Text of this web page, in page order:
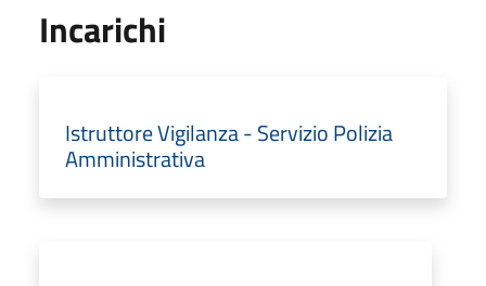
Incarichi
Istruttore Vigilanza - Servizio Polizia
Amministrativa